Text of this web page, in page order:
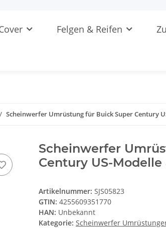
Felgen & Reifen
Scheinwerfer Umrüstung für Buick Super Century
Scheinwerfer
Century US-
Artikelnummer: SJS05823
GTIN: 4255609351770
HAN: Unbekannt
Kategorie: Scheinwerfer